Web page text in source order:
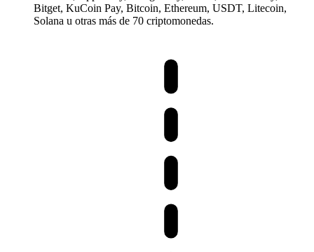
Bitget, KuCoin Pay, Bitcoin, Ethereum, USDT, Litecoin,
Solana u otras más de 70 criptomonedas.